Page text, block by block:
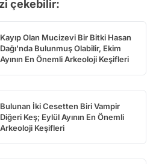
çekebilir:
Kayıp Olan Mucizevi Bir Bitki Hasan
Dağı'nda Bulunmuş Olabilir, Ekim
Ayının En Önemli Arkeoloji Keşifleri
Bulunan İki Cesetten Biri Vampir
Diğeri Keş; Eylül Ayının En Önemli
Arkeoloji Keşifleri